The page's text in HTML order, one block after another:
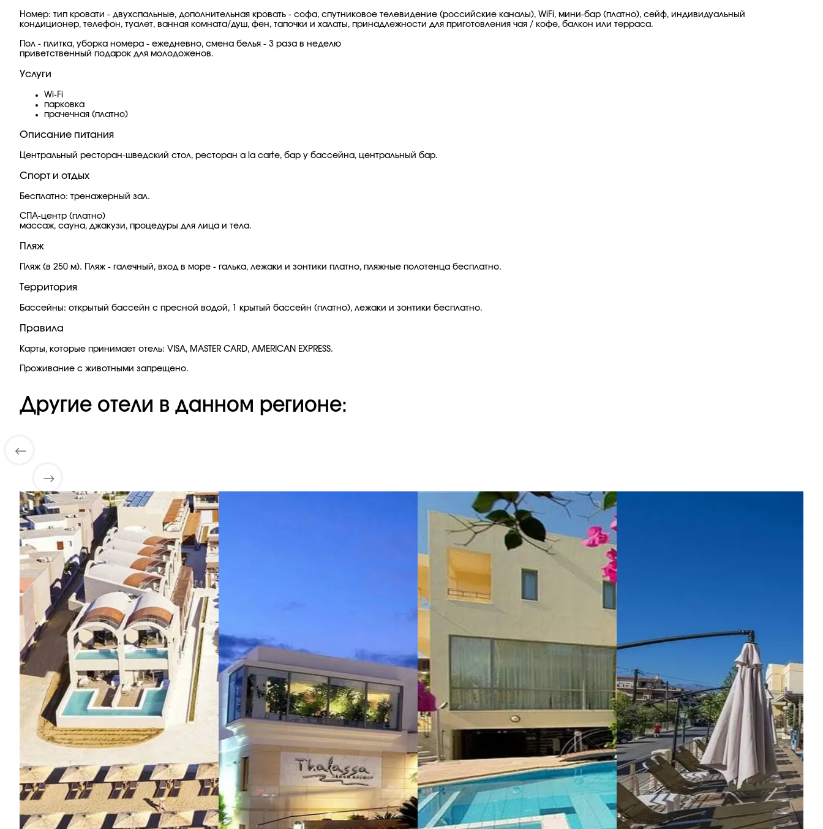
Номер: тип кровати - двухспальные, дополнительная кровать - софа, спутниковое телевидение (российские каналы), WiFi, мини-бар (платно), сейф, индивидуальный
кондиционер, телефон, туалет, ванная комната/душ, фен, тапочки и халаты, принадлежности для приготовления чая / кофе, балкон или терраса.
Пол - плитка, уборка номера - ежедневно, cмена белья - 3 раза в неделю
приветственный подарок для молодоженов.
Услуги
Wi-Fi
парковка
прачечная (платно)
Описание питания
Центральный ресторан-шведский стол, ресторан a la carte, бар у бассейна, центральный бар.
Спорт и отдых
Бесплатно: тренажерный зал.
СПА-центр (платно)
массаж, сауна, джакузи, процедуры для лица и тела.
Пляж
Пляж (в 250 м). Пляж - галечный, вход в море - галька, лежаки и зонтики платно, пляжные полотенца бесплатно.
Территория
Бассейны: открытый бассейн с пресной водой, 1 крытый бассейн (платно), лежаки и зонтики бесплатно.
Правила
Карты, которые принимает отель: VISA, MASTER CARD, AMERICAN EXPRESS.
Проживание с животными запрещено.
Другие отели в данном регионе: